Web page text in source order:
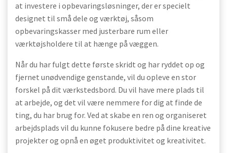
at investere i opbevaringsløsninger, der er specielt
designet til små dele og værktøj, såsom
opbevaringskasser med justerbare rum eller
værktøjsholdere til at hænge på væggen.
Når du har fulgt dette første skridt og har ryddet op og
fjernet unødvendige genstande, vil du opleve en stor
forskel på dit værkstedsbord. Du vil have mere plads til
at arbejde, og det vil være nemmere for dig at finde de
ting, du har brug for. Ved at skabe en ren og organiseret
arbejdsplads vil du kunne fokusere bedre på dine kreative
projekter og opnå en øget produktivitet og kreativitet.